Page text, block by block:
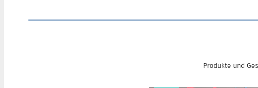
Produkte und